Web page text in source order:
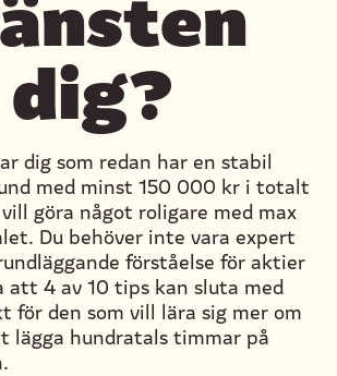
dig?
dig som redan har en stabil
med minst 150 000 kr i totalt
göra något roligare med max
Du behöver inte vara expert
förståelse för aktier
att 4 av 10 tips kan sluta med
för den som vill lära sig mer om
hundratals timmar på